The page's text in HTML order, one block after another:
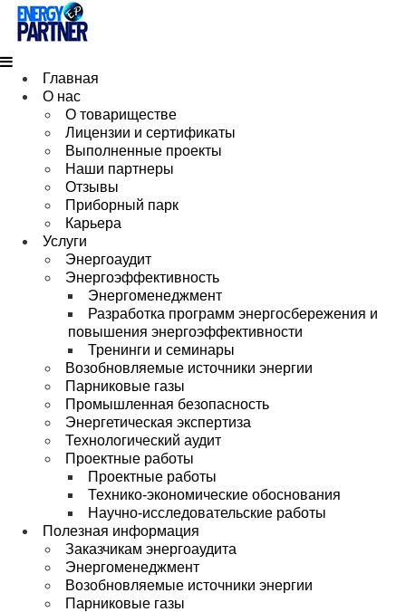
Главная
О нас
О товариществе
Лицензии и сертификаты
Выполненные проекты
Наши партнеры
Отзывы
Приборный парк
Карьера
Услуги
Энергоаудит
Энергоэффективность
Энергоменеджмент
Разработка программ энергосбережения и
повышения энергоэффективности
Тренинги и семинары
Возобновляемые источники энергии
Парниковые газы
Промышленная безопасность
Энергетическая экспертиза
Технологический аудит
Проектные работы
Проектные работы
Технико-экономические обоснования
Научно-исследовательские работы
Полезная информация
Заказчикам энергоаудита
Энергоменеджмент
Возобновляемые источники энергии
Парниковые газы